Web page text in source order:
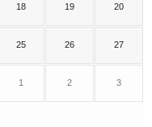
18 19 20
25 26 27
1 2 3